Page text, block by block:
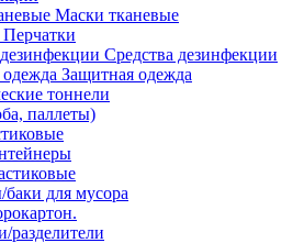
Маски тканевые
Перчатки
Средства дезинфекции
Защитная одежда
тоннели
паллеты)
для мусора
разделители